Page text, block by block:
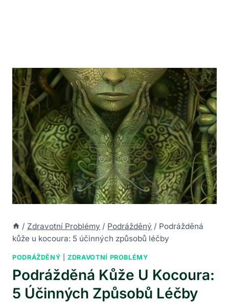
/ Zdravotní Problémy / Podrážděný / Podrážděná
kůže u kocoura: 5 účinných způsobů léčby
PODRÁŽDĚNÝ |ZDRAVOTNÍ PROBLÉMY
Podrážděná Kůže U Kocoura:
5 Účinných Způsobů Léčby